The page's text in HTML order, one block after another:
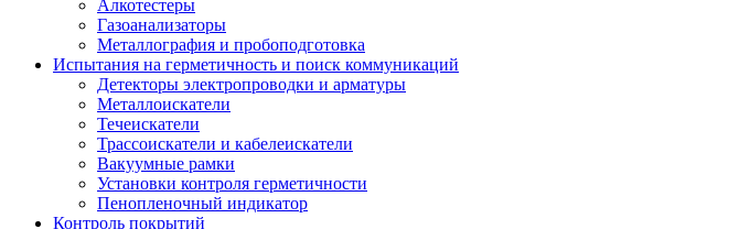
Алкотестеры
Газоанализаторы
Металлография и пробоподготовка
Испытания на герметичность и поиск коммуникаций
Детекторы электропроводки и арматуры
Металлоискатели
Течеискатели
Трассоискатели и кабелеискатели
Вакуумные рамки
Установки контроля герметичности
Пенопленочный индикатор
Контроль покрытий